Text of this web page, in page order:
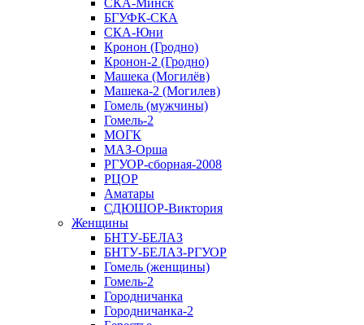
СКА-Минск
БГУФК-СКА
СКА-Юни
Кронон (Гродно)
Кронон-2 (Гродно)
Машека (Могилёв)
Машека-2 (Могилев)
Гомель (мужчины)
Гомель-2
МОГК
МАЗ-Орша
РГУОР-сборная-2008
РЦОР
Аматары
СДЮШОР-Виктория
Женщины
БНТУ-БЕЛАЗ
БНТУ-БЕЛАЗ-РГУОР
Гомель (женщины)
Гомель-2
Городничанка
Городничанка-2